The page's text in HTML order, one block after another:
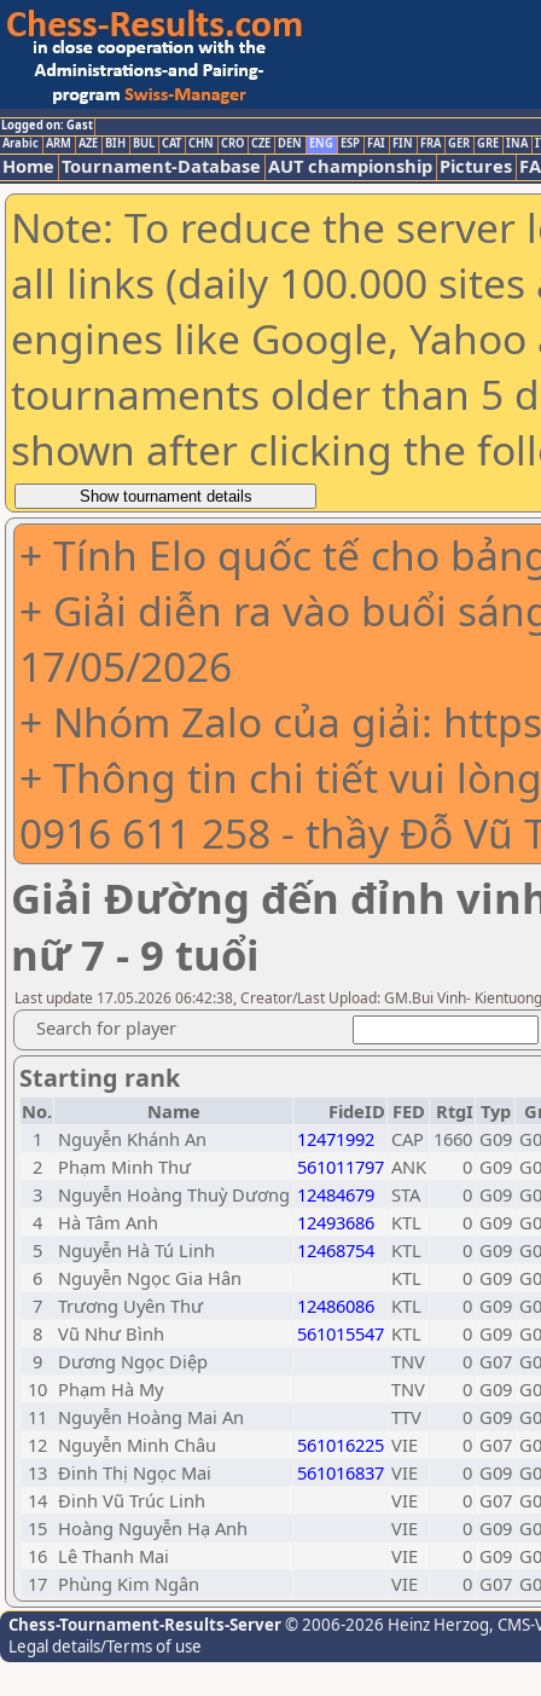
Logged on: Gast
Arabic ARM AZE BIH BUL CAT CHN CRO CZE DEN ENG ESP FAI FIN FRA GER GRE INA
Home Tournament-Database AUT championship Pictures
Note: To reduce the
all links (daily 100.000
engines like Google,
tournaments older than 5
shown after clicking the
+ Tính Elo quốc tế cho
+ Giải diễn ra vào buổi
17/05/2026
+ Nhóm Zalo của giải:
+ Thông tin chi tiết vui
0916 611 258 - thầy Đỗ Vũ
Giải Đường đến đỉnh
nữ 7 - 9 tuổi
Last update 17.05.2026 06:42:38, Creator/Last Upload: GM.Bui Vinh-
Search for player
Starting rank
No. Name FideID FED RtgI Typ
1
Nguyễn Khánh An 12471992 CAP 1660 G09
2
Phạm Minh Thư 561011797 ANK 0 G09
3
Nguyễn Hoàng Thuỳ Dương 12484679 STA 0 G09
4
Hà Tâm Anh 12493686 KTL 0 G09
5
Nguyễn Hà Tú Linh 12468754 KTL 0 G09
6
Nguyễn Ngọc Gia Hân KTL 0 G09
7
Trương Uyên Thư 12486086 KTL 0 G09
8
Vũ Như Bình 561015547 KTL 0 G09
9
Dương Ngọc Diệp TNV 0 G07
10 Phạm Hà My TNV 0 G09
11 Nguyễn Hoàng Mai An TTV 0 G09
12 Nguyễn Minh Châu 561016225 VIE 0 G07
13 Đinh Thị Ngọc Mai 561016837 VIE 0 G09
14 Đinh Vũ Trúc Linh VIE 0 G07
15 Hoàng Nguyễn Hạ Anh VIE 0 G09
16 Lê Thanh Mai VIE 0 G09
17 Phùng Kim Ngân VIE 0 G07
Chess-Tournament-Results-Server© 2006-2026 Heinz Herzog,
Legal details/Terms of use